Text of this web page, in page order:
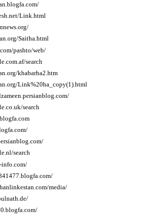
Link.html
Saitha.html
pashto/web/
search
khabarha2.htm
Link%20ha_copy(1).html
search
search
info.com/
media/